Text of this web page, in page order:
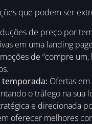
que podem ser
de preço por
em uma landing
de “compre
Ofertas
o tráfego na sua
e direcionada
oferecer melhores